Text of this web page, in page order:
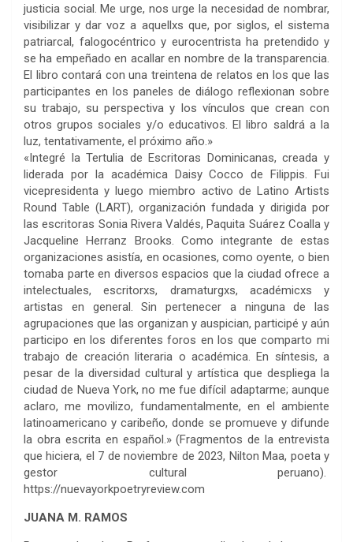
justicia social. Me urge, nos urge la necesidad de nombrar,
visibilizar y dar voz a aquellxs que, por siglos, el sistema
patriarcal, falogocéntrico y eurocentrista ha pretendido y
se ha empeñado en acallar en nombre de la transparencia.
El libro contará con una treintena de relatos en los que las
participantes en los paneles de diálogo reflexionan sobre
su trabajo, su perspectiva y los vínculos que crean con
otros grupos sociales y/o educativos. El libro saldrá a la
luz, tentativamente, el próximo año.»
«Integré la Tertulia de Escritoras Dominicanas, creada y
liderada por la académica Daisy Cocco de Filippis. Fui
vicepresidenta y luego miembro activo de Latino Artists
Round Table (LART), organización fundada y dirigida por
las escritoras Sonia Rivera Valdés, Paquita Suárez Coalla y
Jacqueline Herranz Brooks. Como integrante de estas
organizaciones asistía, en ocasiones, como oyente, o bien
tomaba parte en diversos espacios que la ciudad ofrece a
intelectuales, escritorxs, dramaturgxs, académicxs y
artistas en general. Sin pertenecer a ninguna de las
agrupaciones que las organizan y auspician, participé y aún
participo en los diferentes foros en los que comparto mi
trabajo de creación literaria o académica. En síntesis, a
pesar de la diversidad cultural y artística que despliega la
ciudad de Nueva York, no me fue difícil adaptarme; aunque
aclaro, me movilizo, fundamentalmente, en el ambiente
latinoamericano y caribeño, donde se promueve y difunde
la obra escrita en español.» (Fragmentos de la entrevista
que hiciera, el 7 de noviembre de 2023, Nilton Maa, poeta y
gestor cultural peruano).
https://nuevayorkpoetryreview.com
JUANA M. RAMOS